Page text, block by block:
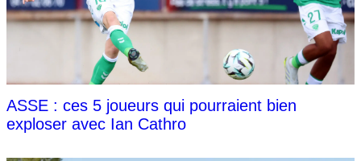
ASSE : ces 5 joueurs qui pourraient bien
exploser avec Ian Cathro